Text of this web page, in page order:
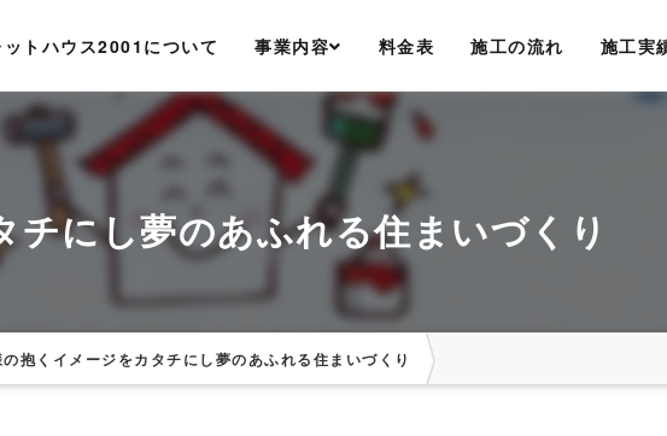
ットハウス2001について 事業内容 料金表 施工の流れ 施工実
にし夢のあふれる住まいづくり
の抱くイメージをカタチにし夢のあふれる住まいづくり